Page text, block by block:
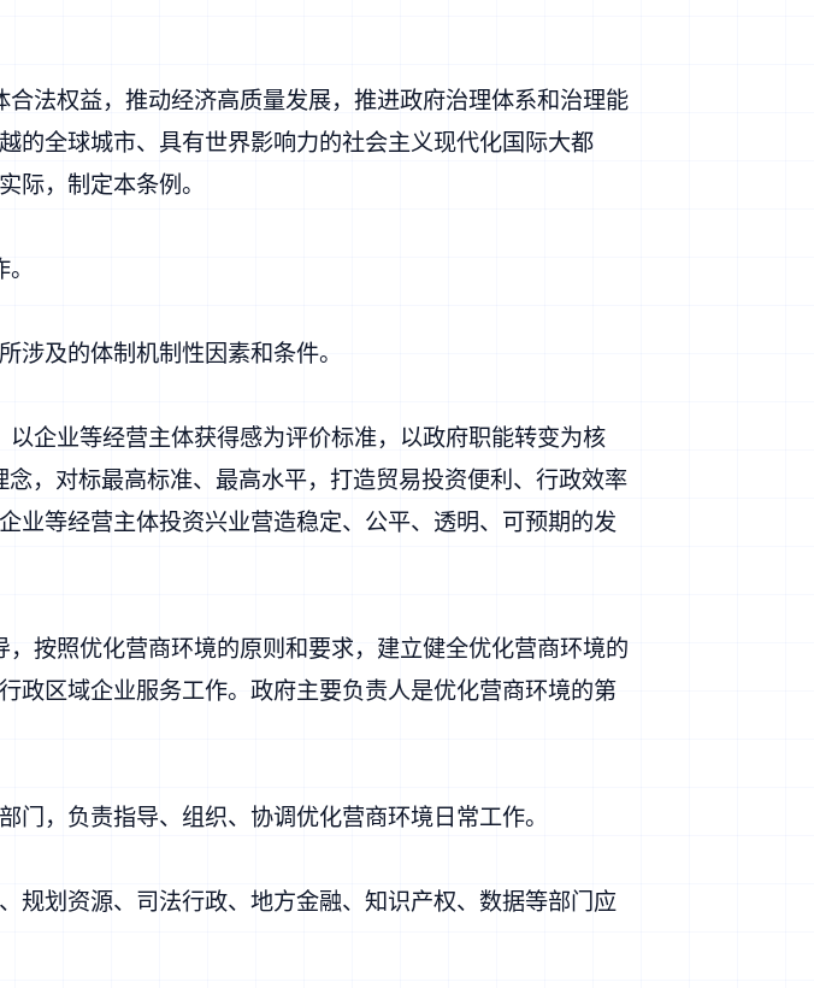
法权益，推动经济高质量发展，推进政府治理体系和治理能
的全球城市、具有世界影响力的社会主义现代化国际大都
际，制定本条例。
及的体制机制性因素和条件。
企业等经营主体获得感为评价标准，以政府职能转变为核
，对标最高标准、最高水平，打造贸易投资便利、行政效率
业等经营主体投资兴业营造稳定、公平、透明、可预期的发
按照优化营商环境的原则和要求，建立健全优化营商环境的
政区域企业服务工作。政府主要负责人是优化营商环境的第
，负责指导、组织、协调优化营商环境日常工作。
规划资源、司法行政、地方金融、知识产权、数据等部门应